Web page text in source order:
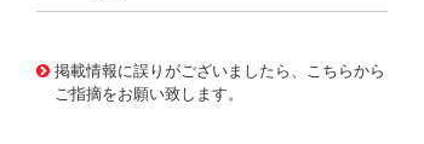
掲載情報に誤りがございましたら、こちらから
ご指摘をお願い致します。